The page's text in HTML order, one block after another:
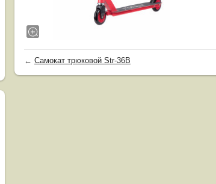
← Самокат трюковой Str-36B